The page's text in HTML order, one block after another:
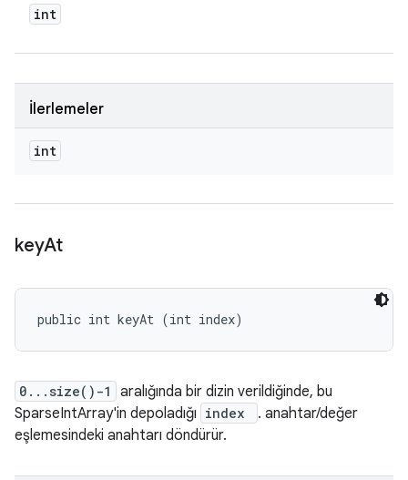
int
İlerlemeler
int
keyAt
public int keyAt (int index)
0...size()-1
aralığında bir dizin verildiğinde, bu
SparseIntArray'in depoladığı index
. anahtar/değer
eşlemesindeki anahtarı döndürür.